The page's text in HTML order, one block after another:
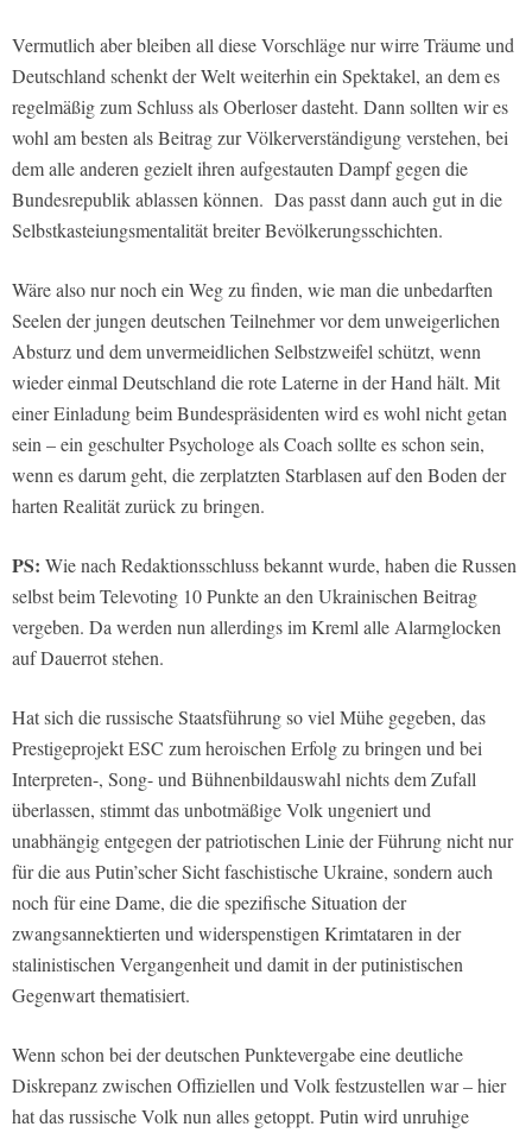
Vermutlich aber bleiben all diese Vorschläge nur wirre Träume und
Deutschland schenkt der Welt weiterhin ein Spektakel, an dem es
regelmäßig zum Schluss als Oberloser dasteht. Dann sollten wir es
wohl am besten als Beitrag zur Völkerverständigung verstehen, bei
dem alle anderen gezielt ihren aufgestauten Dampf gegen die
Bundesrepublik ablassen können. Das passt dann auch gut in die
Selbstkasteiungsmentalität breiter Bevölkerungsschichten.
Wäre also nur noch ein Weg zu finden, wie man die unbedarften
Seelen der jungen deutschen Teilnehmer vor dem unweigerlichen
Absturz und dem unvermeidlichen Selbstzweifel schützt, wenn
wieder einmal Deutschland die rote Laterne in der Hand hält. Mit
einer Einladung beim Bundespräsidenten wird es wohl nicht getan
sein – ein geschulter Psychologe als Coach sollte es schon sein,
wenn es darum geht, die zerplatzten Starblasen auf den Boden der
harten Realität zurück zu bringen.
PS: Wie nach Redaktionsschluss bekannt wurde, haben die Russen
selbst beim Televoting 10 Punkte an den Ukrainischen Beitrag
vergeben. Da werden nun allerdings im Kreml alle Alarmglocken
auf Dauerrot stehen.
Hat sich die russische Staatsführung so viel Mühe gegeben, das
Prestigeprojekt ESC zum heroischen Erfolg zu bringen und bei
Interpreten-, Song- und Bühnenbildauswahl nichts dem Zufall
überlassen, stimmt das unbotmäßige Volk ungeniert und
unabhängig entgegen der patriotischen Linie der Führung nicht nur
für die aus Putin’scher Sicht faschistische Ukraine, sondern auch
noch für eine Dame, die die spezifische Situation der
zwangsannektierten und widerspenstigen Krimtataren in der
stalinistischen Vergangenheit und damit in der putinistischen
Gegenwart thematisiert.
Wenn schon bei der deutschen Punktevergabe eine deutliche
Diskrepanz zwischen Offiziellen und Volk festzustellen war – hier
hat das russische Volk nun alles getoppt. Putin wird unruhige